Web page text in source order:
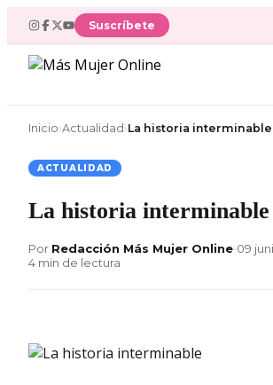
contenido
Suscríbete
Inicio›Actualidad ›La historia interminable
ACTUALIDAD
La historia interminable
Por Redacción Más Mujer Online•09
4 min de lectura